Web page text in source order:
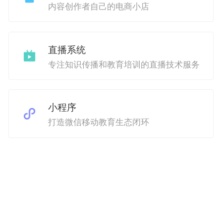
内容创作者自己的电商小店
直播系统
专注知识传播和教育培训的直播技术服务
小程序
打造微信移动教育生态闭环